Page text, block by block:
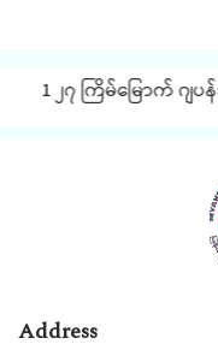
1 ၂၇ ကြိမ်မြောက် ဂျပ
Address